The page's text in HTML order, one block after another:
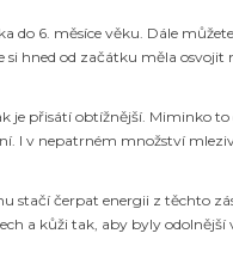
6. měsíce věku. Dále
hned od začátku měla
je přisátí obtížnější.
I v nepatrném množství
čerpat energii z těchto
a kůži tak, aby byly